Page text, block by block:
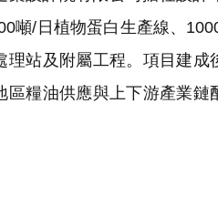
噸/日植物蛋白生產線、
站及附屬工程。項目建成
糧油供應與上下游產業鏈